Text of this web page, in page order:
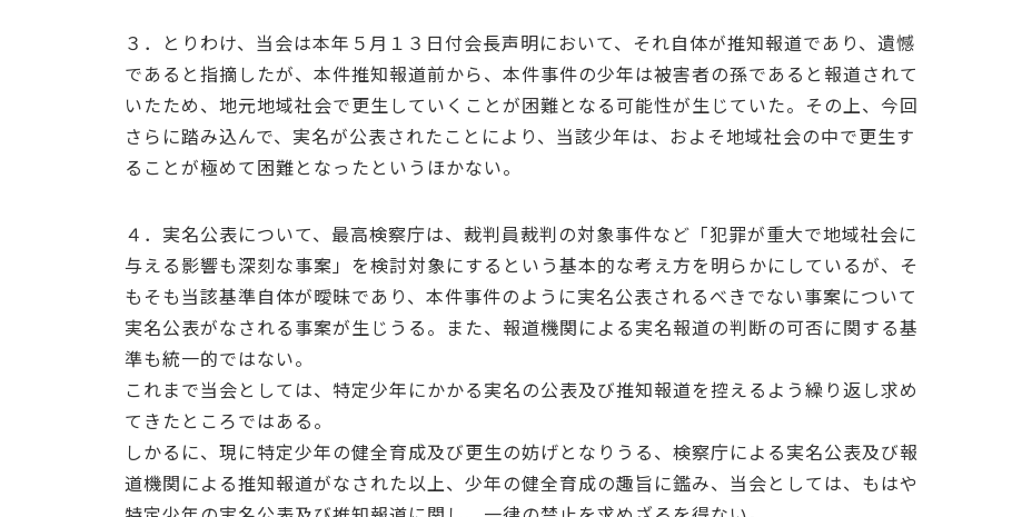
３．とりわけ、当会は本年５月１３日付会長声明において、それ自体が推知報道であり、遺憾
であると指摘したが、本件推知報道前から、本件事件の少年は被害者の孫であると報道されて
いたため、地元地域社会で更生していくことが困難となる可能性が生じていた。その上、今回
さらに踏み込んで、実名が公表されたことにより、当該少年は、およそ地域社会の中で更生す
ることが極めて困難となったというほかない。
４．実名公表について、最高検察庁は、裁判員裁判の対象事件など「犯罪が重大で地域社会に
与える影響も深刻な事案」を検討対象にするという基本的な考え方を明らかにしているが、そ
もそも当該基準自体が曖昧であり、本件事件のように実名公表されるべきでない事案について
実名公表がなされる事案が生じうる。また、報道機関による実名報道の判断の可否に関する基
準も統一的ではない。
これまで当会としては、特定少年にかかる実名の公表及び推知報道を控えるよう繰り返し求め
てきたところではある。
しかるに、現に特定少年の健全育成及び更生の妨げとなりうる、検察庁による実名公表及び報
道機関による推知報道がなされた以上、少年の健全育成の趣旨に鑑み、当会としては、もはや